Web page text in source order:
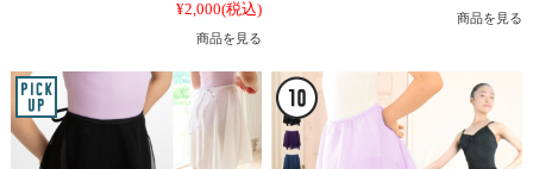
¥2,000(税込)
商品を見る
商品を見る